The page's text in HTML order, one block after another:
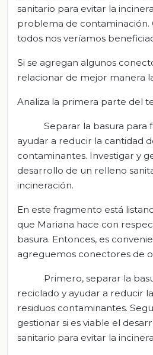
sanitario para evitar la
problema de contaminación.
todos nos veríamos
Si se agregan algunos
relacionar de mejor manera
Analiza la primera parte del
Separar la basura para
ayudar a reducir la cantidad
contaminantes. Investigar y
desarrollo de un relleno
incineración.
En este fragmento está
que Mariana hace con
basura. Entonces, es
agreguemos conectores de
Primero, separar la
reciclado y ayudar a reducir
residuos contaminantes.
gestionar si es viable el
sanitario para evitar la